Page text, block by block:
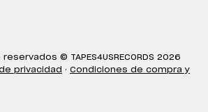
© TAPES4USRECORDS 2026
privacidad · Condiciones de compra y